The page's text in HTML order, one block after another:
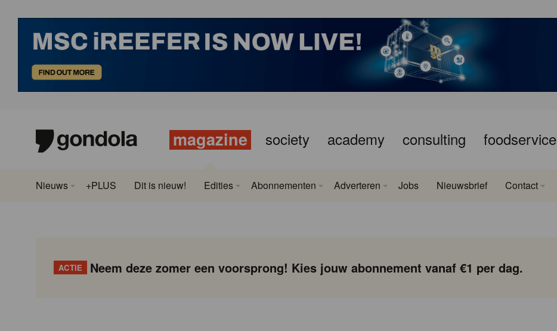
magazine society academy consulting foodservice
Nieuws +PLUS Dit is nieuw! Edities Abonnementen Adverteren Jobs Nieuwsbrief Contact
ACTIE Neem deze zomer een voorsprong! Kies jouw abonnement vanaf €1 per dag.